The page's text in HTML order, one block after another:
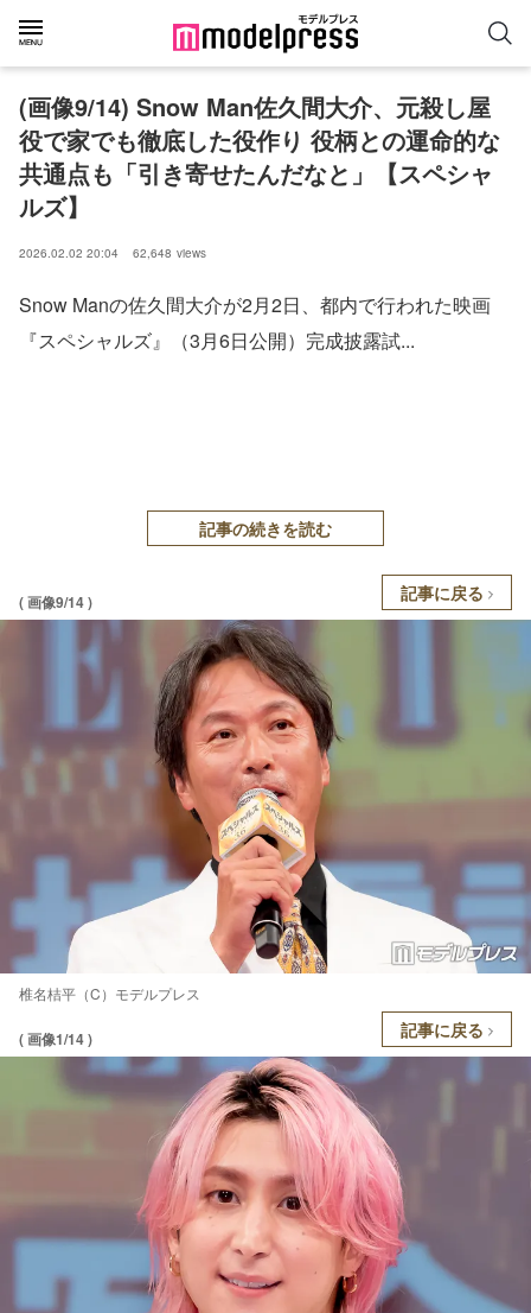
(画像9/14) Snow Man佐久間大介、元殺し屋
役で家でも徹底した役作り 役柄との運命的な
共通点も「引き寄せたんだなと」【スペシャ
ルズ】
2026.02.02 20:04 62,648 views
Snow Manの佐久間大介が2月2日、都内で行われた映画
『スペシャルズ』（3月6日公開）完成披露試...
記事の続きを読む
( 画像9/14 ) 記事に戻る
椎名桔平（C）モデルプレス
( 画像1/14 ) 記事に戻る